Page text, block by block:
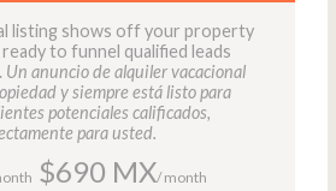
listing shows off your property
ready to funnel qualified leads
Un anuncio de alquiler vacacional
y siempre está listo para
potenciales calificados,
para usted.
$690 MX/ month